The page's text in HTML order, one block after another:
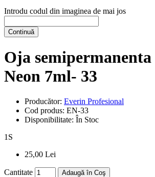
Introdu codul din imaginea de mai jos
Continuă
Oja
Neon 7ml- 33
Producător: Everin Profesional
Cod produs: EN-33
Disponibilitate: În Stoc
1 S
25,00 Lei
Cantitate Adaugă în Coş